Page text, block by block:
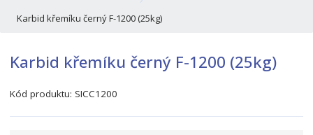
n
t
a
Karbid křemíku černý F-1200 (25kg)
Karbid křemíku černý F-1200 (25kg)
Kód produktu: SICC1200